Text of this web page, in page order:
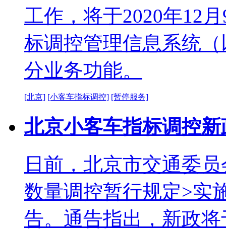
工作，将于2020年12
标调控管理信息系统
分业务功能。
[北京] [小客车指标调控] [暂停服务]
北京小客车指标调控
日前，北京市交通委
数量调控暂行规定>实
告。通告指出，新政